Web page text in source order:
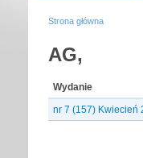
Strona główna
AG,
Wydanie
nr 7 (157) Kwiecień